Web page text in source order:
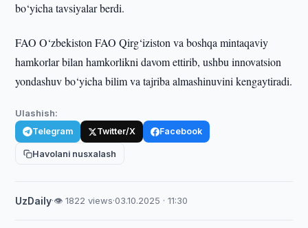
bo‘yicha tavsiyalar berdi.
FAO O‘zbekiston FAO Qirg‘iziston va boshqa mintaqaviy
hamkorlar bilan hamkorlikni davom ettirib, ushbu innovatsion
yondashuv bo‘yicha bilim va tajriba almashinuvini kengaytiradi.
Ulashish:
Telegram Twitter/X Facebook
Havolani nusxalash
UzDaily·👁 1822 views·03.10.2025 · 11:30